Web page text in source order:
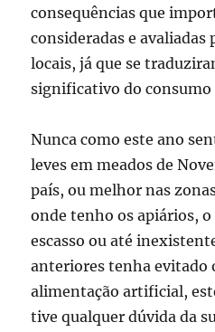
consequências que
consideradas e avaliadas
locais, já que se
significativo do consumo
Nunca como este ano
leves em meados de
país, ou melhor nas
onde tenho os apiários, o
escasso ou até
anteriores tenha evitado
alimentação artificial,
tive qualquer dúvida da